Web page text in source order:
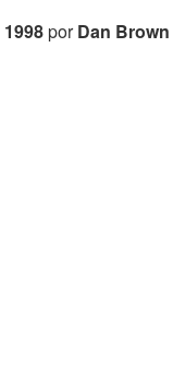
1998porDan Brown